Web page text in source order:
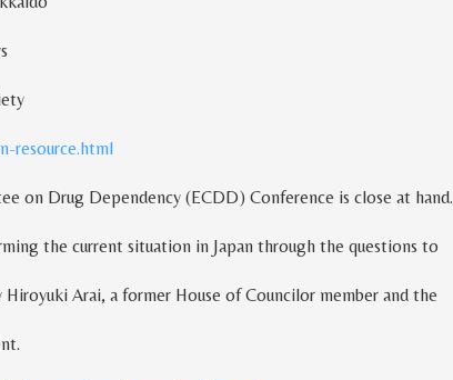
resource.html
on Drug Dependency (ECDD) Conference is close at hand.
the current situation in Japan through the questions to
Hiroyuki Arai, a former House of Councilor member and the